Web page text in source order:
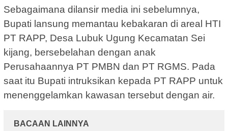
Sebagaimana dilansir media ini sebelumnya,
Bupati lansung memantau kebakaran di areal HTI
PT RAPP, Desa Lubuk Ugung Kecamatan Sei
kijang, bersebelahan dengan anak
Perusahaannya PT PMBN dan PT RGMS. Pada
saat itu Bupati intruksikan kepada PT RAPP untuk
menenggelamkan kawasan tersebut dengan air.
BACAAN LAINNYA